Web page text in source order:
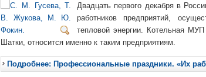
Двадцать первого декабря в
работников предприятий,
тепловой энергии. Котельная
Шатки, относится именно к таким предприятиям.
Подробнее: Профессиональные праздники. «Их